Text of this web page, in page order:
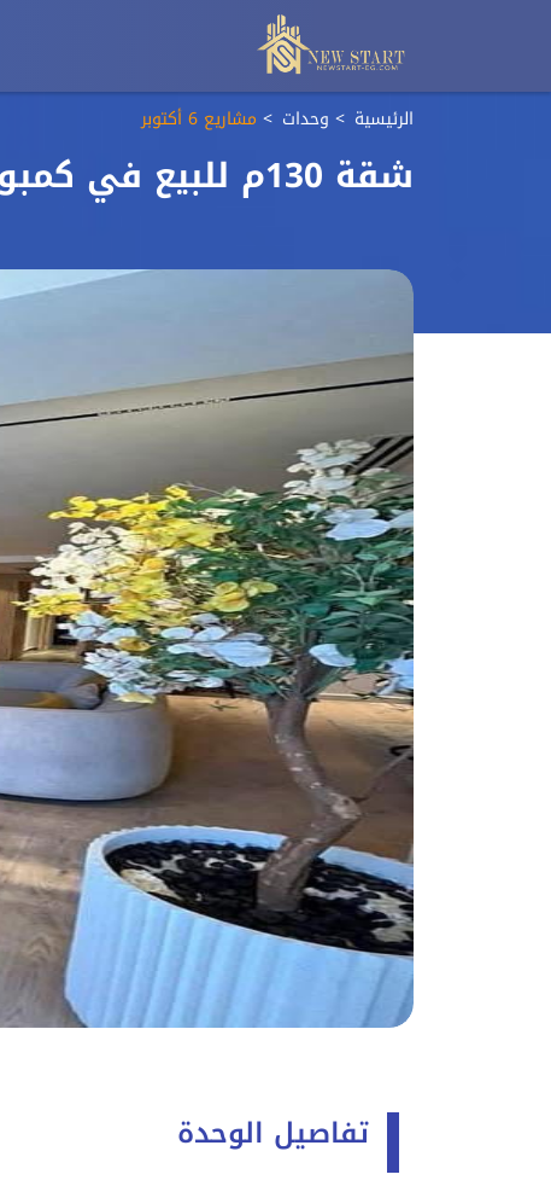
الرئيسية وحدات مشاريع 6 أكتوبر
شقة 130م للبيع في كمبوند إطلالة أكتوبر
تفاصيل الوحدة